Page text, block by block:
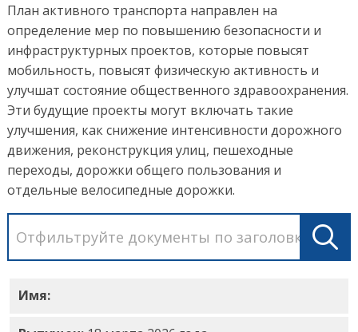
План активного транспорта направлен на
определение мер по повышению безопасности и
инфраструктурных проектов, которые повысят
мобильность, повысят физическую активность и
улучшат состояние общественного здравоохранения.
Эти будущие проекты могут включать такие
улучшения, как снижение интенсивности дорожного
движения, реконструкция улиц, пешеходные
переходы, дорожки общего пользования и
отдельные велосипедные дорожки.
Имя:Карты